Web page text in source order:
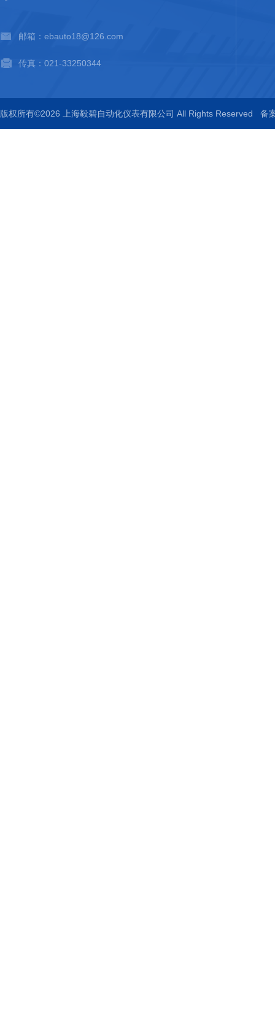
邮箱：ebauto18@126.com
传真：021-33250344
版权所有©2026 上海毅碧自动化仪表有限公司 All Rights Reserved 备